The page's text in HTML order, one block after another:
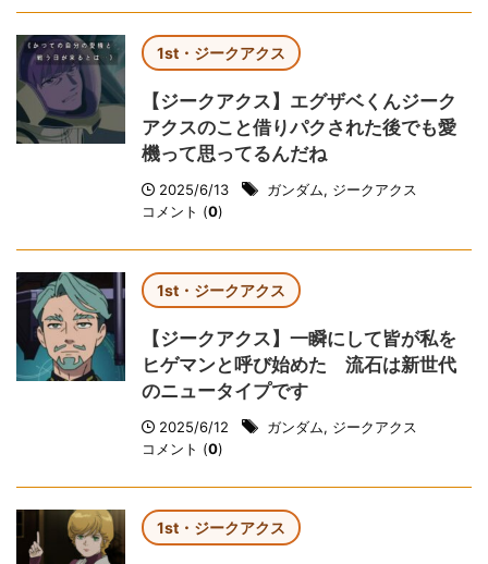
1st・ジークアクス
【ジークアクス】エグザベくんジーク
アクスのこと借りパクされた後でも愛
機って思ってるんだね
2025/6/13 ガンダム, ジークアクス
コメント (0)
1st・ジークアクス
【ジークアクス】一瞬にして皆が私を
ヒゲマンと呼び始めた 流石は新世代
のニュータイプです
2025/6/12 ガンダム, ジークアクス
コメント (0)
1st・ジークアクス